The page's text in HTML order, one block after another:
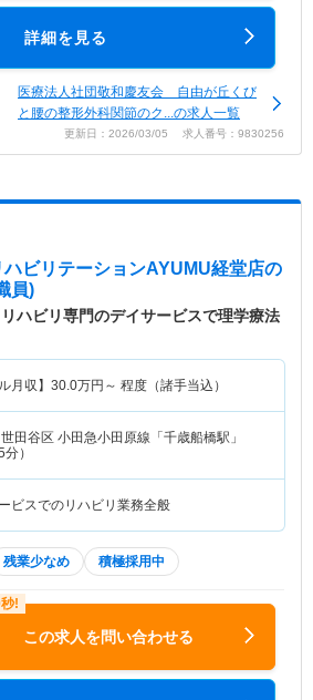
詳細を見る
医療法人社団敬和慶友会 自由が丘くび
と腰の整形外科関節のク...の求人一覧
更新日：2026/03/05 求人番号：9830256
ビリテーションAYUMU経堂店の
員)
リハビリ専門のデイサービスで理学療法
月収】 30.0万円～ 程度（諸手当込）
田谷区 小田急小田原線「千歳船橋駅」
分）
ビスでのリハビリ業務全般
残業少なめ 積極採用中
この求人を問い合わせる